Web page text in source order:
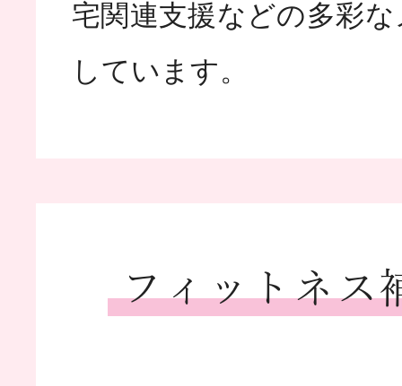
宅関連支援などの多彩
しています。
フィットネス